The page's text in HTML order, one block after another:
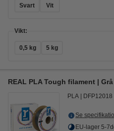
Svart Vit
Vikt:
0,5 kg 5 kg
REAL PLA Tough filament |
PLA DFP12018
Se
EU-lager 5-